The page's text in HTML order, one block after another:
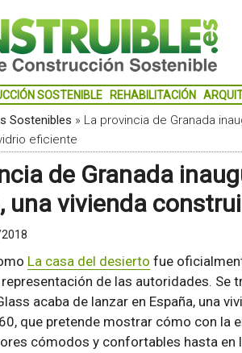
SOSTENIBLE REHABILITACIÓN
Sostenibles » La provincia de Granada
eficiente
de Granada
una vivienda
La casa del desierto fue
de las autoridades.
acaba de lanzar en España, una
que pretende mostrar cómo con
cómodos y confortables hasta